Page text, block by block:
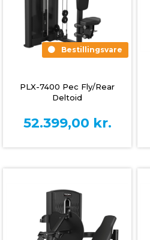
Bestillingsvare
PLX-7400 Pec Fly/Rear
Deltoid
52.399,00 kr.